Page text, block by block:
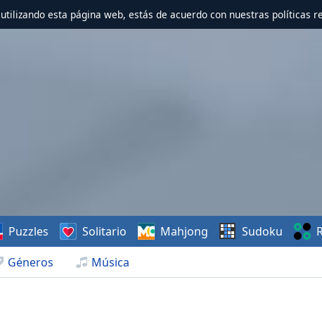
esta página web, estás de acuerdo con nuestras políticas
Géneros Música
Puzzles Solitario Mahjong Sudoku